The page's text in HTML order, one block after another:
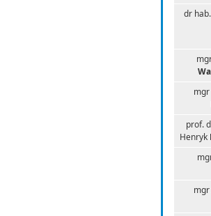
dr
mgr
prof.
Henryk
mgr